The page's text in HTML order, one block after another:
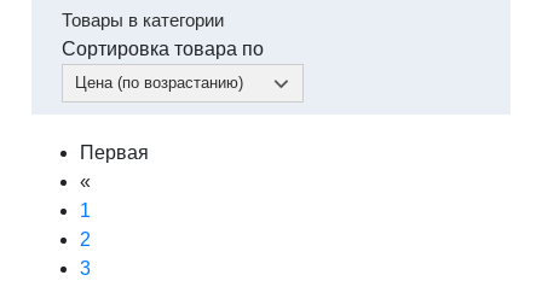
Товары в категории
Сортировка товара по
Цена (по возрастанию)
Первая
«
1
2
3